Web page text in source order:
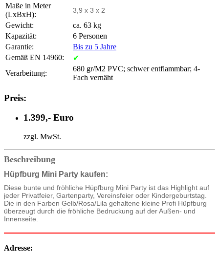
Maße in Meter
(LxBxH):
3,9 x 3 x 2
Gewicht:
ca. 63 kg
Kapazität:
6 Personen
Garantie:
Bis zu 5 Jahre
Gemäß EN 14960:
✔
Verarbeitung:
680 gr/M2 PVC; schwer entflammbar; 4-
Fach vernäht
Preis:
1.399,- Euro
zzgl. MwSt.
Beschreibung
Hüpfburg Mini Party kaufen:
Diese bunte und fröhliche Hüpfburg Mini Party ist das Highlight auf
jeder Privatfeier, Gartenparty, Vereinsfeier oder Kindergeburtstag.
Die in den Farben Gelb/Rosa/Lila gehaltene kleine Profi Hüpfburg
überzeugt durch die fröhliche Bedruckung auf der Außen- und
Innenseite.
Adresse: